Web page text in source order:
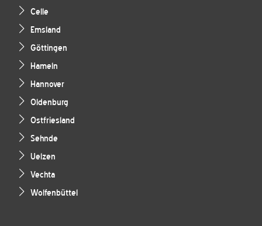
Celle
Emsland
Göttingen
Hameln
Hannover
Oldenburg
Ostfriesland
Sehnde
Uelzen
Vechta
Wolfenbüttel